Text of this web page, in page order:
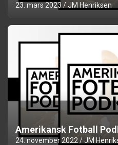
23. mars 2023 JM Henriksen
Amerikansk Fotball
24. november 2022 JM